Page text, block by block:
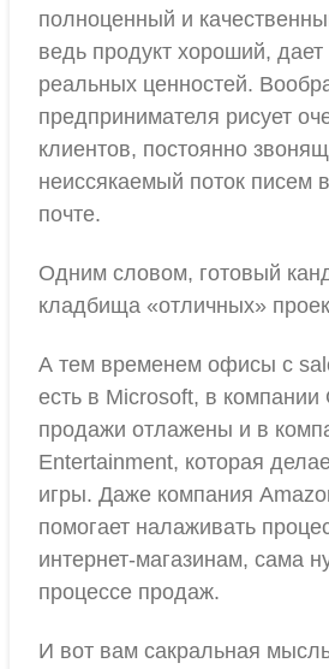
полноценный и
ведь продукт хороший,
реальных ценностей.
предпринимателя рисует
клиентов, постоянно
неиссякаемый поток писем
почте.
Одним словом, готовый
кладбища «отличных»
А тем временем офисы с
есть в Microsoft, в компании
продажи отлажены и в
Entertainment, которая
игры. Даже компания
помогает налаживать
интернет-магазинам, сама
процессе продаж.
И вот вам сакральная